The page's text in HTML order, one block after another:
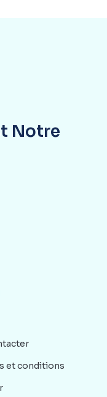
Notre
et conditions